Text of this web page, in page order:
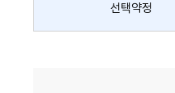
략
선택약정